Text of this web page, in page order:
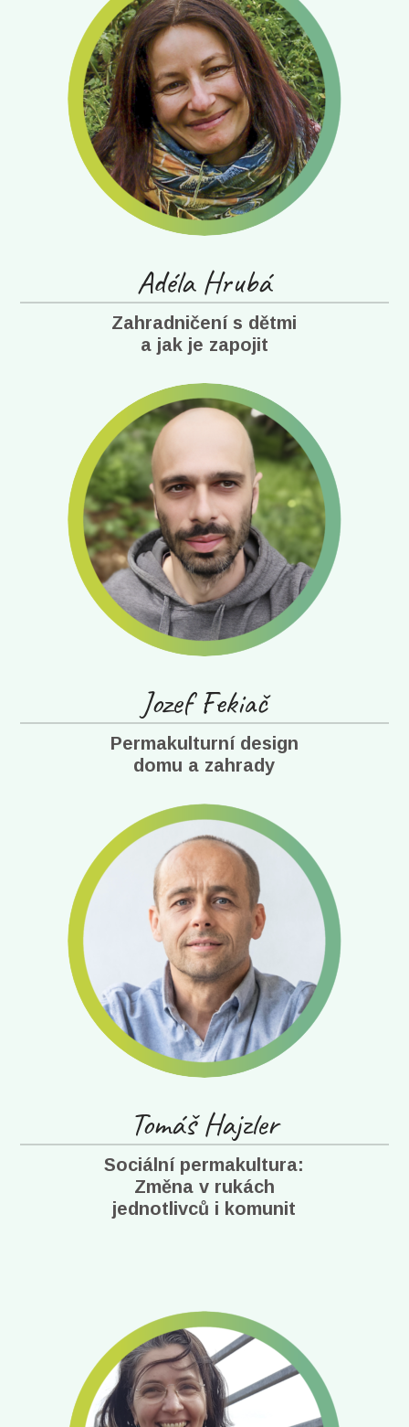
Adéla Hrubá
Zahradničení s dětmi
a jak je zapojit
Jozef Fekiač
Permakulturní design
domu a zahrady
Tomáš Hajzler
Sociální permakultura:
Změna v rukách
jednotlivců i komunit